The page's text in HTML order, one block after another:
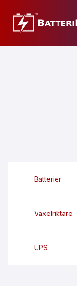
UPS
Batterier
Växelriktare